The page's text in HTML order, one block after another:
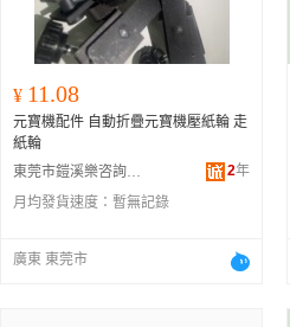
¥ 11.08
元寶機配件 自動折疊元寶機壓紙輪 走
紙輪
東莞市鎧溪樂咨詢有限公司
2年
月均發貨速度： 暫無記錄
廣東 東莞市